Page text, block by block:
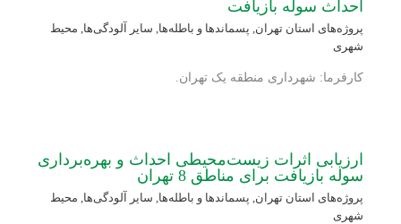
احداث سوله بازیافت
پروژه‌های استان تهران, پسماندها و باطله‌ها, سایر آلودگی‌ها, محیط
شهری
کارفرما: شهرداری منطقه یک تهران.
ارزیابی اثرات زیست‌محیطی احداث و بهره‌برداری
سوله بازیافت برای مناطق 8 تهران
پروژه‌های استان تهران, پسماندها و باطله‌ها, سایر آلودگی‌ها, محیط
شهری